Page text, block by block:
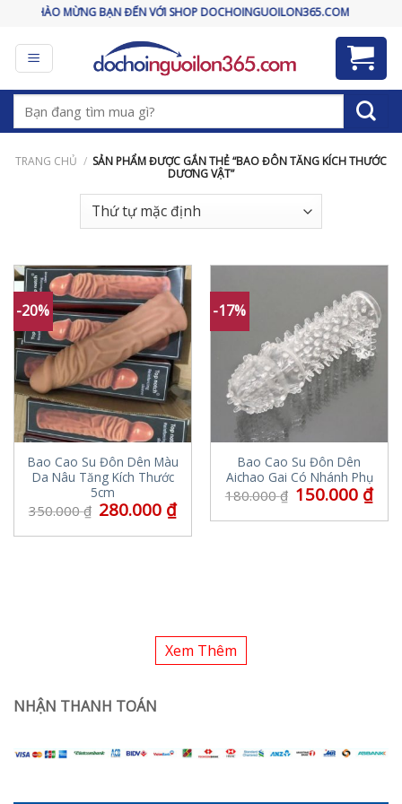
content
CHÀO MỪNG BẠN ĐẾN VỚI SHOP DOCHOINGUOILON365.COM
Tìm
kiếm:
TRANG CHỦ / SẢN PHẨM ĐƯỢC GẮN THẺ “BAO ĐÔN TĂNG KÍCH THƯỚC
DƯƠNG VẬT”
-20%
Bao Cao Su Đôn Dên Màu
Da Nâu Tăng Kích Thước
5cm
350.000₫ 280.000 ₫
-17%
Bao Cao Su Đôn Dên
Aichao Gai Có Nhánh Phụ
180.000₫ 150.000 ₫
Xem Thêm
NHẬN THANH TOÁN